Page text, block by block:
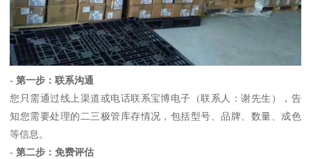
-第一步：联系沟通
您只需通过线上渠道或电话联系宝博电子（联系人：谢先生），告
知您需要处理的二三极管库存情况，包括型号、品牌、数量、成色
等信息。
-第二步：免费评估